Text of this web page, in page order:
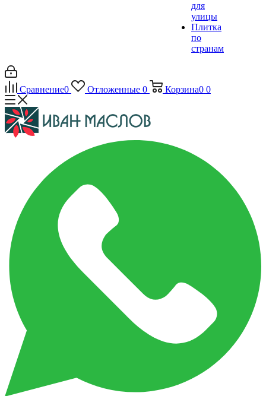
для
улицы
Плитка
по
странам
Сравнение0 Отложенные 0 Корзина0 0